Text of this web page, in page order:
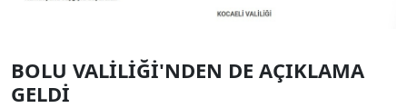
BOLU VALİLİĞİ'NDEN DE AÇIKLAMA
GELDİ